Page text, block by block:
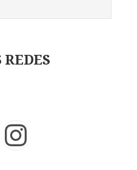
REDES
Instagram